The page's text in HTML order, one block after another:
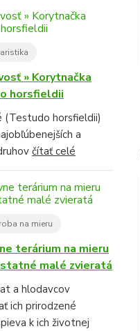
» Korytnačka
horsfieldii
(Testudo horsfieldii)
a
čítať celé
na mieru
terárium na mieru
malé zvieratá
a hlodavcov
ich prirodzené
k ich životnej